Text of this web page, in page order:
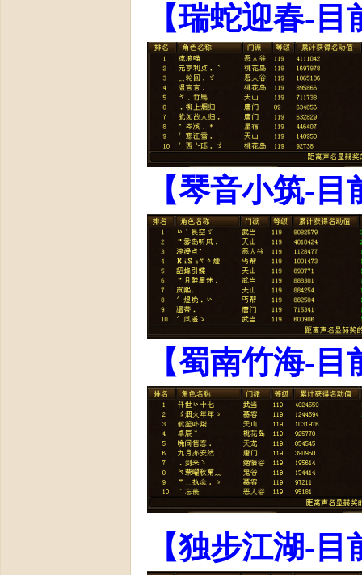
【瑞蛇迎春-
【琴音小筑-
【蜀南竹海-
【独步江湖-